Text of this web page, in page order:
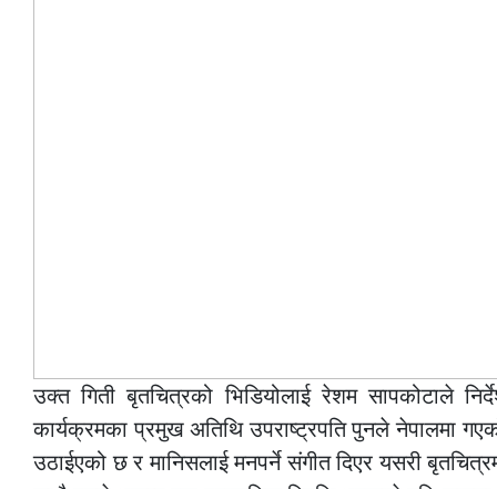
उक्त गिती बृतचित्रको भिडियोलाई रेशम सापकोटाले
कार्यक्रमका प्रमुख अतिथि उपराष्ट्रपति पुनले नेपालमा
उठाईएको छ र मानिसलाई मनपर्ने संगीत दिएर यसरी